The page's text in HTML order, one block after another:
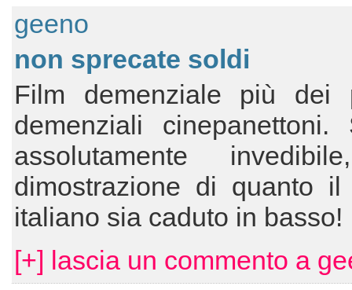
geeno
non sprecate soldi
Film demenziale più dei
demenziali cinepanettoni.
assolutamente
dimostrazione di quanto il
italiano sia caduto in basso!
[+] lascia un commento a